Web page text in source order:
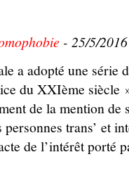
- 25/5/2016
a adopté une série
du XXIème siècle
de la mention de
trans’ et
de l’intérêt porté